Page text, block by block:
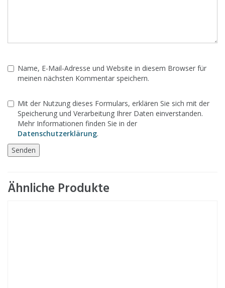
Name, E-Mail-Adresse und Website in diesem Browser für
meinen nächsten Kommentar speichern.
Mit der Nutzung dieses Formulars, erklären Sie sich mit der
Speicherung und Verarbeitung Ihrer Daten einverstanden.
Mehr Informationen finden Sie in der
Datenschutzerklärung.
Ähnliche Produkte